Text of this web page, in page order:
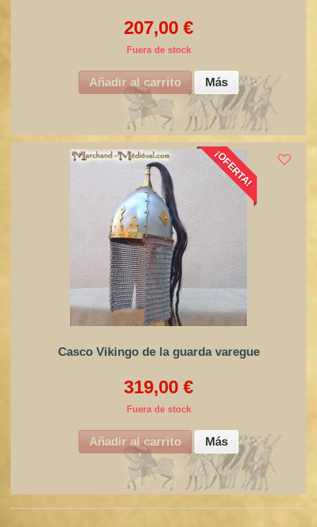
207,00 €
Fuera de stock
Añadir al carrito Más
¡OFERTA!
Casco Vikingo de la guarda varegue
319,00 €
Fuera de stock
Añadir al carrito Más